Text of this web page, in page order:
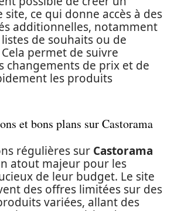
site, ce qui donne accès à des
additionnelles, notamment
de souhaits ou de
permet de suivre
changements de prix et de
les produits
et bons plans sur Castorama
régulières sur Castorama
atout majeur pour les
de leur budget. Le site
des offres limitées sur des
variées, allant des